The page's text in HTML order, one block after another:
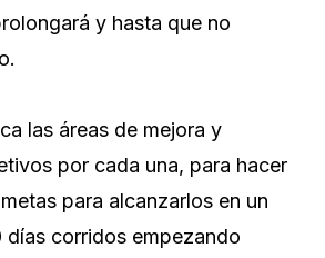
y hasta que no
las áreas de mejora y
por cada una, para hacer
para alcanzarlos en un
días corridos empezando